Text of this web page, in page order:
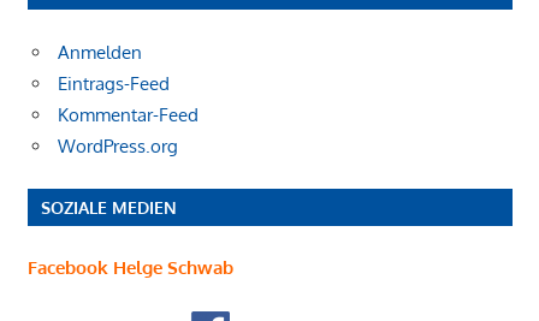
Anmelden
Eintrags-Feed
Kommentar-Feed
WordPress.org
SOZIALE MEDIEN
Facebook Helge Schwab